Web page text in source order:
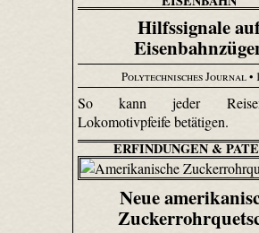
Hilfssignale
Polytechnisches Journal•
So kann jeder
Lokomotivpfeife betätigen.
ERFINDUNGEN &
Neue